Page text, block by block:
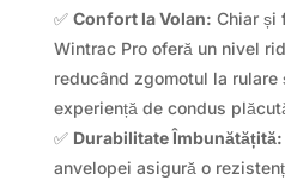
✅ Confort la Volan: Chiar și
Wintrac Pro oferă un nivel
reducând zgomotul la rulare
experiență de condus
✅ Durabilitate Îmbunătățită:
anvelopei asigură o